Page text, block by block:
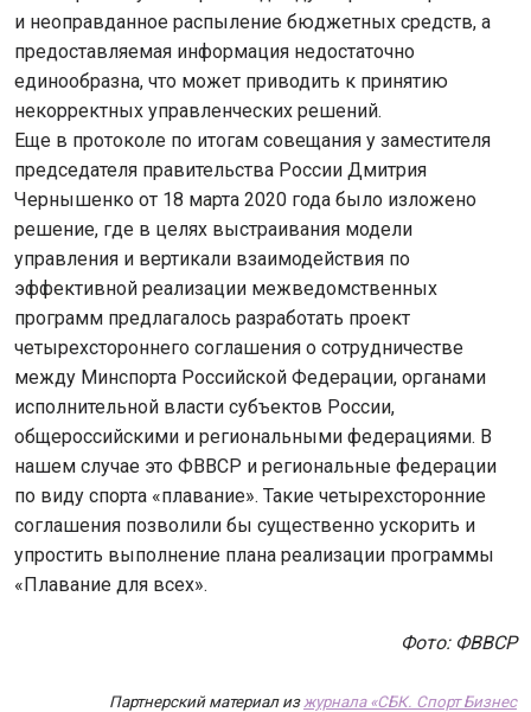
и неоправданное распыление бюджетных средств, а
предоставляемая информация недостаточно
единообразна, что может приводить к принятию
некорректных управленческих решений.
Еще в протоколе по итогам совещания у заместителя
председателя правительства России Дмитрия
Чернышенко от 18 марта 2020 года было изложено
решение, где в целях выстраивания модели
управления и вертикали взаимодействия по
эффективной реализации межведомственных
программ предлагалось разработать проект
четырехстороннего соглашения о сотрудничестве
между Минспорта Российской Федерации, органами
исполнительной власти субъектов России,
общероссийскими и региональными федерациями. В
нашем случае это ФВВСР и региональные федерации
по виду спорта «плавание». Такие четырехсторонние
соглашения позволили бы существенно ускорить и
упростить выполнение плана реализации программы
«Плавание для всех».
Фото: ФВВСР
Партнерский материал из журнала «СБК. Спорт Бизнес